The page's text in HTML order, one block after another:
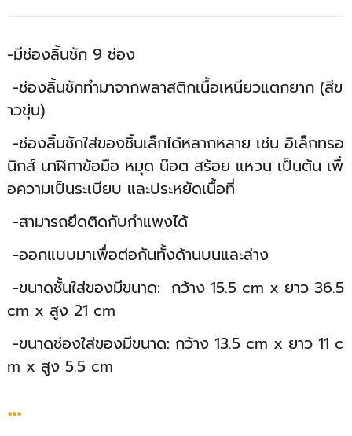
-มีช่องลิ้นชัก 9 ช่อง
-ช่องลิ้นชักทำมาจากพลาสติกเนื้อเหนียวแตกยาก (สีข
าวขุ่น)
-ช่องลิ้นชักใส่ของชิ้นเล็กได้หลากหลาย เช่น อิเล็กทรอ
นิกส์ นาฬิกาข้อมือ หมุด น๊อต สร้อย แหวน เป็นต้น เพื่
อความเป็นระเบียบ และประหยัดเนื้อที่
-สามารถยึดติดกับกำแพงได้
-ออกแบบมาเพื่อต่อกันทั้งด้านบนและล่าง
-ขนาดชั้นใส่ของมีขนาด: กว้าง 15.5 cm x ยาว 36.5
cm x สูง 21 cm
-ขนาดช่องใส่ของมีขนาด: กว้าง 13.5 cm x ยาว 11 c
m x สูง 5.5 cm
...